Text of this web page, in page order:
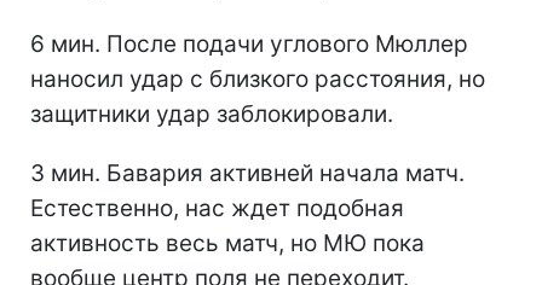
6 мин. После подачи углового Мюллер
наносил удар с близкого расстояния, но
защитники удар заблокировали.
3 мин. Бавария активней начала матч.
Естественно, нас ждет подобная
активность весь матч, но МЮ пока
вообще центр поля не переходит.